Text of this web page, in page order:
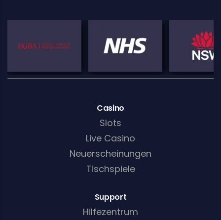
Casino
Slots
Live Casino
Neuerscheinungen
Tischspiele
Support
Hilfezentrum